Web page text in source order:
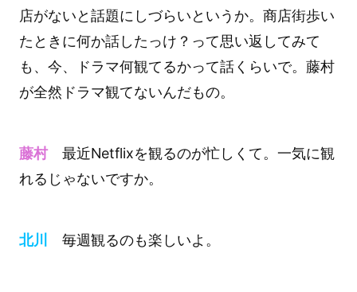
店がないと話題にしづらいというか。商店街歩い
たときに何か話したっけ？って思い返してみて
も、今、ドラマ何観てるかって話くらいで。藤村
が全然ドラマ観てないんだもの。
藤村最近Netflixを観るのが忙しくて。一気に観
れるじゃないですか。
北川 毎週観るのも楽しいよ。